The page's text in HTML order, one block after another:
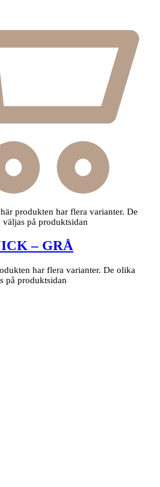
produkten har flera varianter. De
på produktsidan
– GRÅ
har flera varianter. De olika
på produktsidan